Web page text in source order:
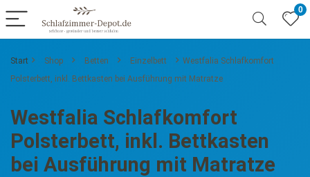
0
Start Shop Betten Einzelbett
Westfalia Schlafkomfort
Polsterbett, inkl. Bettkasten bei Ausführung mit Matratze
Westfalia Schlafkomfort
Polsterbett, inkl. Bettkasten
bei Ausführung mit Matratze